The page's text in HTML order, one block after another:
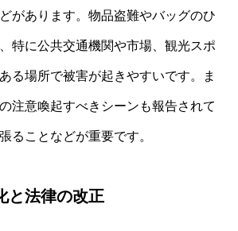
があります。物品盗難やバッグのひ
特に公共交通機関や市場、観光スポ
る場所で被害が起きやすいです。ま
注意喚起すべきシーンも報告されて
ることなどが重要です。
と法律の改正